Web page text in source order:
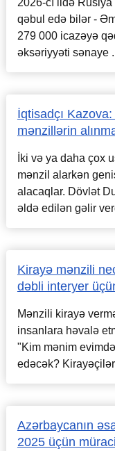
2026-cı ildə
qəbul edə bilər -
279 000 icazəyə
əksəriyyəti sənaye
İqtisadçı
mənzillərin
İki və ya daha çox
mənzil alarkən
alacaqlar. Dövlət
əldə edilən gəlir
Kirayə mənzili
dəbli interyer
Mənzili kirayə
insanlara həvalə
"Kim mənim
edəcək?
Azərbaycanın
2025 üçün